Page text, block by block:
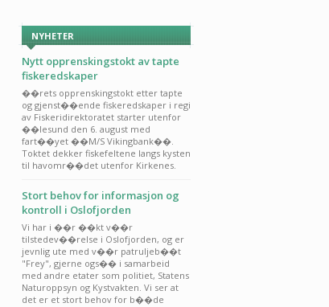
NYHETER
Nytt opprenskingstokt av tapte
fiskeredskaper
��rets opprenskingstokt etter tapte
og gjenst��ende fiskeredskaper i regi
av Fiskeridirektoratet starter utenfor
��lesund den 6. august med
fart��yet ��M/S Vikingbank��.
Toktet dekker fiskefeltene langs kysten
til havomr��det utenfor Kirkenes.
Stort behov for informasjon og
kontroll i Oslofjorden
Vi har i ��r ��kt v��r
tilstedev��relse i Oslofjorden, og er
jevnlig ute med v��r patruljeb��t
"Frey", gjerne ogs�� i samarbeid
med andre etater som politiet, Statens
Naturoppsyn og Kystvakten. Vi ser at
det er et stort behov for b��de